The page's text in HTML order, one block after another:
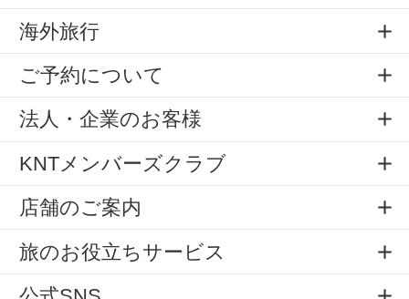
海外旅行
ご予約について
法人・企業のお客様
KNTメンバーズクラブ
店舗のご案内
旅のお役立ちサービス